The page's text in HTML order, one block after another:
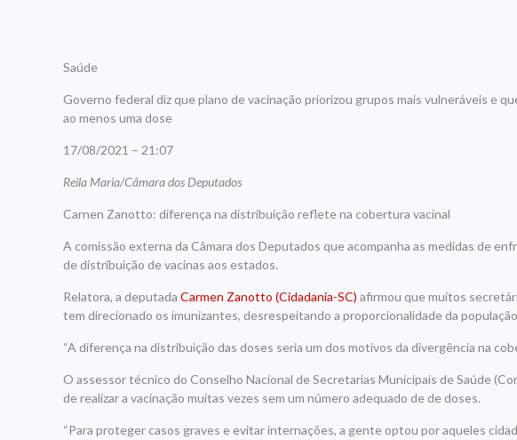
Saúde
Governo federal diz que plano de vacinação priorizou grupos mais vulneráveis e
ao menos uma dose
17/08/2021 – 21:07
Reila Maria/Câmara dos Deputados
Carnen Zanotto: diferença na distribuição reflete na cobertura vacinal
A comissão externa da Câmara dos Deputados que acompanha as medidas de
de distribuição de vacinas aos estados.
Relatora, a deputadaCarmen Zanotto (Cidadania-SC) afirmou que muitos
tem direcionado os imunizantes, desrespeitando a proporcionalidade da
“A diferença na distribuição das doses seria um dos motivos da divergência na
O assessor técnico do Conselho Nacional de Secretarias Municipais de Saúde
de realizar a vacinação muitas vezes sem um número adequado de de doses.
“Para proteger casos graves e evitar internações, a gente optou por aqueles